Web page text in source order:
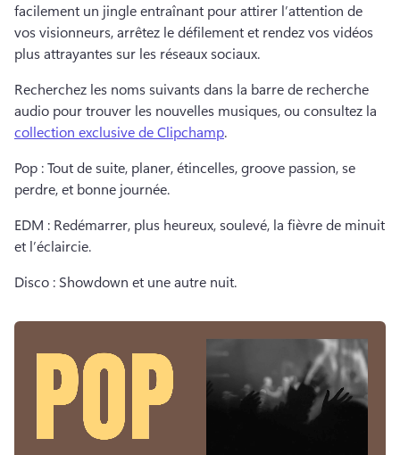
facilement un jingle entraînant pour attirer l’attention de
vos visionneurs, arrêtez le défilement et rendez vos vidéos
plus attrayantes sur les réseaux sociaux.
Recherchez les noms suivants dans la barre de recherche
audio pour trouver les nouvelles musiques, ou consultez la
collection exclusive de Clipchamp.
Pop : Tout de suite, planer, étincelles, groove passion, se
perdre, et bonne journée.
EDM : Redémarrer, plus heureux, soulevé, la fièvre de minuit
et l’éclaircie.
Disco : Showdown et une autre nuit.